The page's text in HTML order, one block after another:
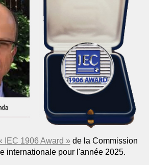
IEC 1906 Award »de la Commission
internationale pour l'année 2025.